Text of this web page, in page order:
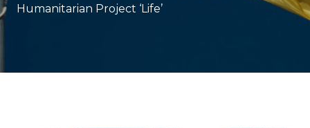
Humanitarian Project ‘Life’